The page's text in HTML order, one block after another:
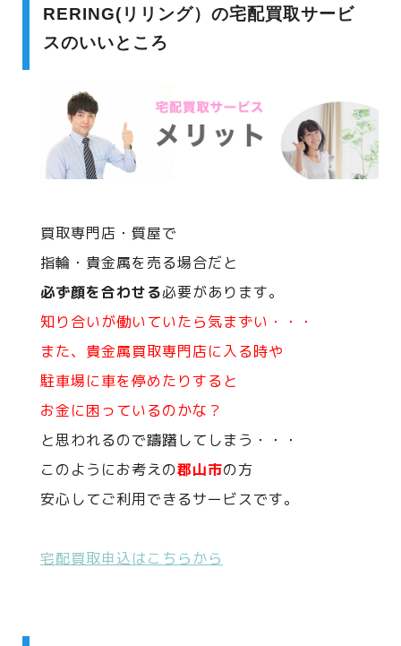
RERING(リリング）の宅配買取サービ
スのいいところ
買取専門店・質屋で
指輪・貴金属を売る場合だと
必ず顔を合わせる必要があります。
知り合いが働いていたら気まずい・・・
また、貴金属買取専門店に入る時や
駐車場に車を停めたりすると
お金に困っているのかな？
と思われるので躊躇してしまう・・・
このようにお考えの郡山市の方
安心してご利用できるサービスです。
宅配買取申込はこちらから